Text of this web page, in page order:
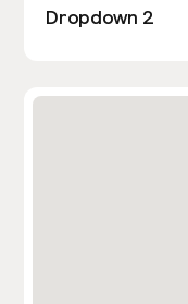
Dropdown 2